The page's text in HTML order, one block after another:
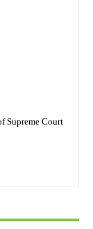
Supreme Court